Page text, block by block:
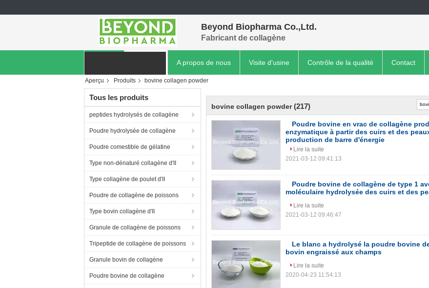
Beyond Biopharma Co.,Ltd.
Fabricant de collagène
A propos de nous Visite d'usine Contrôle de la qualité Contact
Nouvelles de société
Aperçu Produits bovine collagen powder
Tous les produits
peptides hydrolysés de collagène
Poudre hydrolysée de collagène
Poudre comestible de gélatine
Type non-dénaturé collagène d'II
Type collagène de poulet d'II
Poudre de collagène de poissons
Type bovin collagène d'II
Granule de collagène de poissons
Tripeptide de collagène de poissons
Granule bovin de collagène
Poudre bovine de collagène
bovine collagen powder (217)
Poudre bovine en vrac de collagène
enzymatique à partir des cuirs et des
production de barre d'énergie
Lire la suite
2021-03-12 09:41:13
Poudre bovine de collagène de type 1
moléculaire hydrolysée des cuirs et des
Lire la suite
2021-03-12 09:46:47
Le blanc a hydrolysé la poudre bovine
bovin engraissé aux champs
Lire la suite
2020-04-23 11:54:13